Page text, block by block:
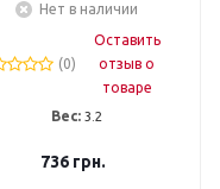
Нет в наличии
(0)
Оставить
отзыв о
товаре
Вес: 3.2
736грн.